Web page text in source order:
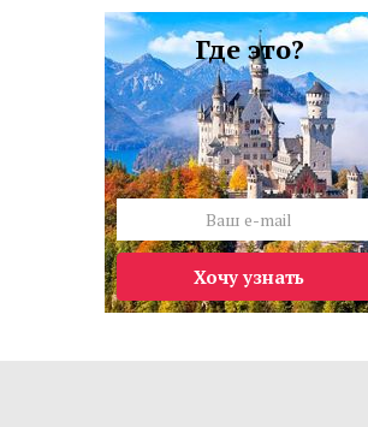
Где это?
Хочу узнать